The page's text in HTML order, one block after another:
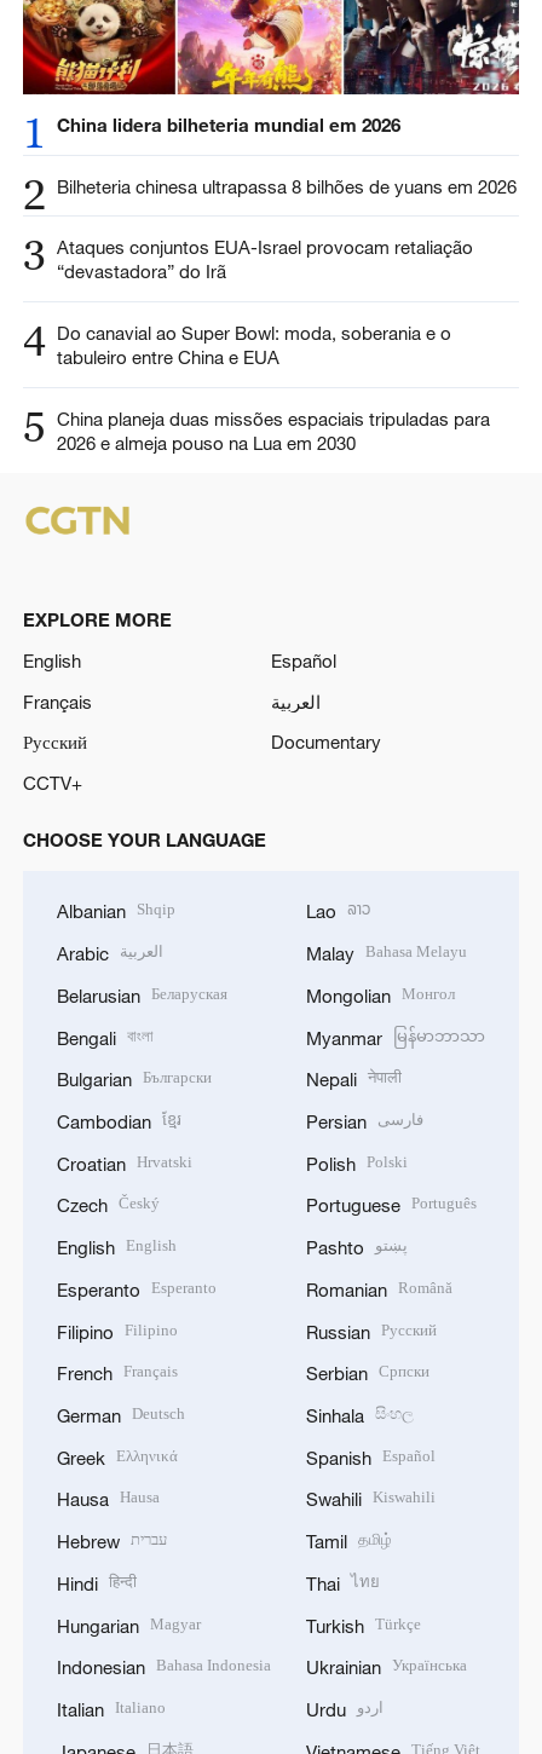
1 China lidera bilheteria mundial em 2026
2 Bilheteria chinesa ultrapassa 8 bilhões de yuans em 2026
3 Ataques conjuntos EUA-Israel provocam retaliação
“devastadora” do Irã
4 Do canavial ao Super Bowl: moda, soberania e o
tabuleiro entre China e EUA
5
China planeja duas missões espaciais tripuladas para
2026 e almeja pouso na Lua em 2030
EXPLORE MORE
English
Español
Français
العربية
Русский
Documentary
CCTV+
CHOOSE YOUR LANGUAGE
Albanian Shqip
Arabic العربية
Belarusian Беларуская
Bengali বাংলা
Bulgarian Български
Cambodian ខ្មែរ
Croatian Hrvatski
Czech Český
English English
Esperanto Esperanto
Filipino Filipino
French Français
German Deutsch
Greek Ελληνικά
Hausa Hausa
Hebrew עברית
Hindi हिन्दी
Hungarian Magyar
Indonesian Bahasa Indonesia
Italian Italiano
Lao ລາວ
Malay Bahasa Melayu
Mongolian Монгол
Myanmar မြန်မာဘာသာ
Nepali नेपाली
Persian فارسی
Polish Polski
Portuguese Português
Pashto پښتو
Romanian Română
Russian Русский
Serbian Српски
Sinhala සිංහල
Spanish Español
Swahili Kiswahili
Tamil தமிழ்
Thai ไทย
Turkish Türkçe
Ukrainian Українська
Urdu اردو